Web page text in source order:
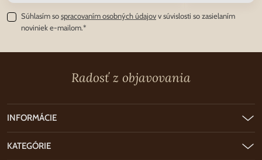
Súhlasím sospracovaním osobných údajovv súvislosti so zasielaním
noviniek e-mailom.*
Radosť z objavovania
INFORMÁCIE
KATEGÓRIE